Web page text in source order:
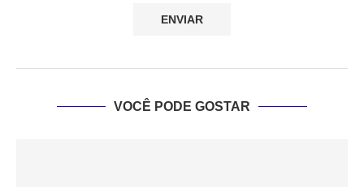
VOCÊ PODE GOSTAR